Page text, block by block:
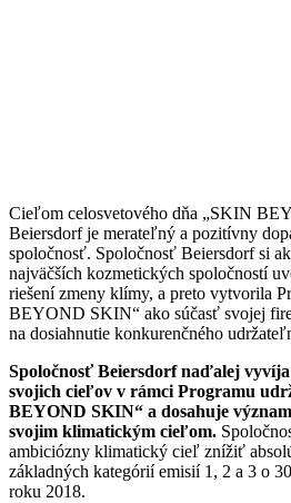
Cieľom celosvetového dňa „SKIN
Beiersdorf je merateľný a pozitívny
spoločnosť. Spoločnosť Beiersdorf si
najväčších kozmetických spoločností
riešení zmeny klímy, a preto vytvorila
BEYOND SKIN“ ako súčasť svojej
na dosiahnutie konkurenčného
Spoločnosť Beiersdorf naďalej
svojich cieľov v rámci Programu
BEYOND SKIN“ a dosahuje
svojim klimatickým cieľom.
ambiciózny klimatický cieľ znížiť
základných kategórií emisií 1, 2 a 3 o
roku 2018.